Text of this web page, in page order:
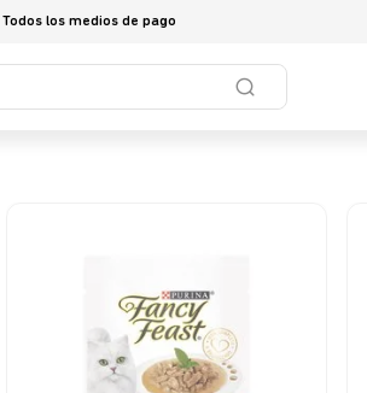
Todos los medios de pago